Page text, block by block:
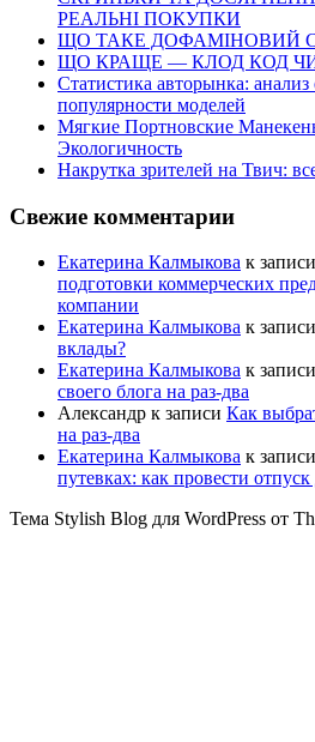
РЕАЛЬНІ ПОКУПКИ
ЩО ТАКЕ ДОФАМІНОВИЙ
ЩО КРАЩЕ — КЛОД КОД
Статистика авторынка: анализ
популярности моделей
Мягкие Портновские
Экологичность
Накрутка зрителей на Твич:
Свежие комментарии
Екатерина Калмыкова к записи
подготовки коммерческих
компании
Екатерина Калмыкова к записи
вклады?
Екатерина Калмыкова к записи
своего блога на раз-два
Александр к записи Как
на раз-два
Екатерина Калмыкова к записи
путевках: как провести
Тема Stylish Blog для WordPress от